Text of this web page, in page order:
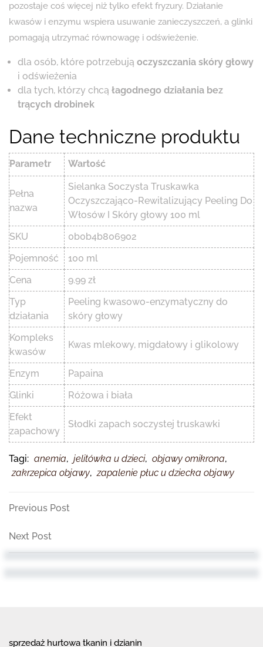
pozostaje coś więcej niż tylko efekt fryzury. Działanie
kwasów i enzymu wspiera usuwanie zanieczyszczeń, a glinki
pomagają utrzymać równowagę i odświeżenie.
dla osób, które potrzebują oczyszczania skóry głowy
i odświeżenia
dla tych, którzy chcą łagodnego działania bez
trących drobinek
Dane techniczne produktu
Parametr Wartość
Pełna
nazwa
Sielanka Soczysta Truskawka
Oczyszczająco-Rewitalizujący Peeling Do
Włosów I Skóry głowy 100 ml
SKU
0b0b4b806902
Pojemność
100 ml
Cena
9.99 zł
Typ
działania
Peeling kwasowo-enzymatyczny do
skóry głowy
Kompleks
kwasów
Kwas mlekowy, migdałowy i glikolowy
Enzym
Papaina
Glinki
Różowa i biała
Efekt
zapachowy
Słodki zapach soczystej truskawki
Tagi: anemia, jelitówka u dzieci, objawy omikrona,
zakrzepica objawy, zapalenie płuc u dziecka objawy
Nawigacja
wpisu
Previous
Previous Post
Next
Post
Next Post
sprzedaż hurtowa tkanin i dzianin